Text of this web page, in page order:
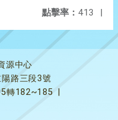
點擊率： 413 |
源中心
路三段3號
轉182~185